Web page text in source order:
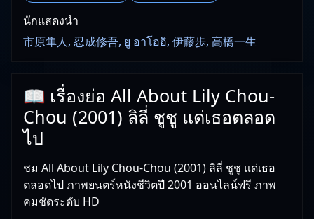
นักแสดงนำ
市原隼人, 忍成修吾, ยู อาโออิ, 伊藤歩, 高橋一生
📖 เรื่องย่อ All About Lily Chou-
Chou (2001) ลิลี่ ชูชู แด่เธอตลอด
ไป
ชม All About Lily Chou-Chou (2001) ลิลี่ ชูชู แด่เธอ
ตลอดไป ภาพยนตร์หนังชีวิตปี 2001 ออนไลน์ฟรี ภาพ
คมชัดระดับ HD